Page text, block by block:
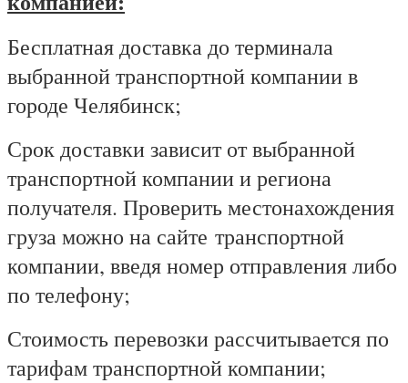
Бесплатная доставка до терминала
выбранной транспортной компании в
городе Челябинск;
Срок доставки зависит от выбранной
транспортной компании и региона
получателя. Проверить местонахождения
груза можно на сайте транспортной
компании, введя номер отправления либо
по телефону;
Стоимость перевозки рассчитывается по
тарифам транспортной компании;